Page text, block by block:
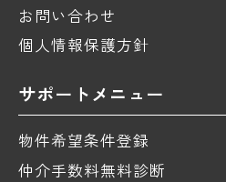
お問い合わせ
個人情報保護方針
サポートメニュー
物件希望条件登録
仲介手数料無料診断